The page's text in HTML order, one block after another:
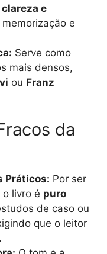
clareza e
e
Serve como
mais densos,
ou Franz
da
Práticos: Por ser
livro é puro
de caso ou
que o leitor